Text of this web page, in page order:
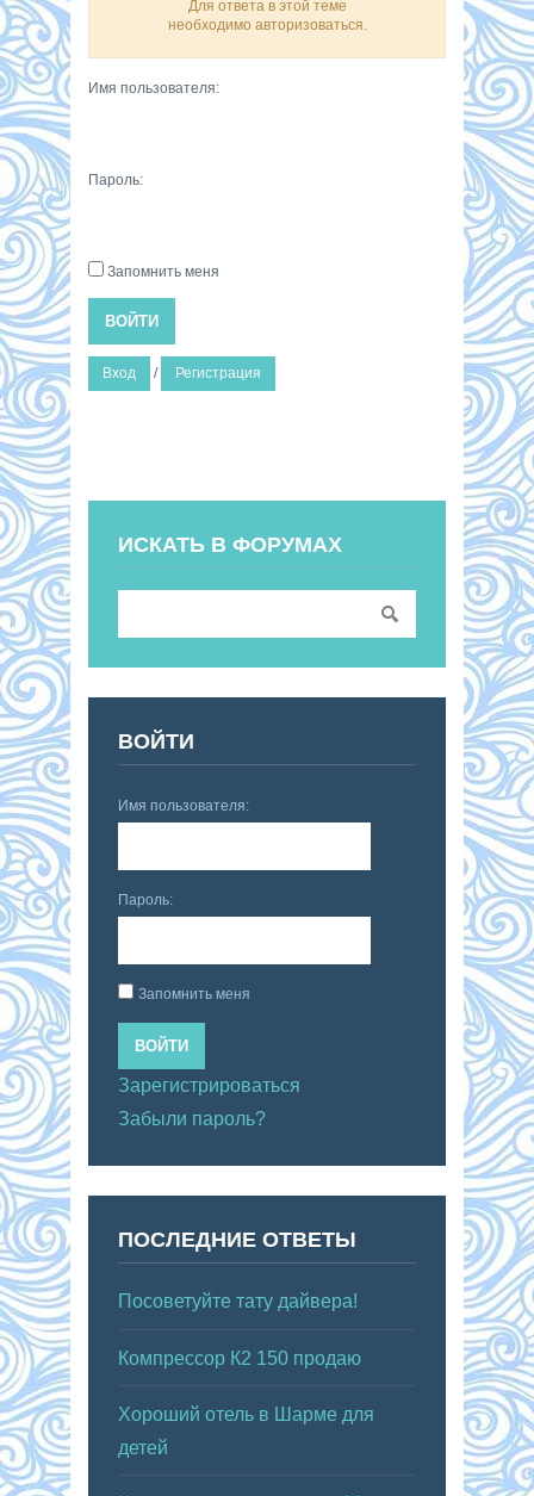
Для ответа в этой теме
необходимо авторизоваться.
Имя пользователя:
Пароль:
Запомнить меня
ВОЙТИ
Вход / Регистрация
ИСКАТЬ В ФОРУМАХ
ВОЙТИ
Имя пользователя:
Пароль:
Запомнить меня
ВОЙТИ
Зарегистрироваться
Забыли пароль?
ПОСЛЕДНИЕ ОТВЕТЫ
Посоветуйте тату дайвера!
Компрессор К2 150 продаю
Хороший отель в Шарме для
детей